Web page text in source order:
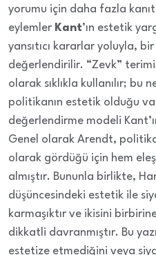
yorumu için daha fazla
eylemler Kant’ın estetik
yansıtıcı kararlar yoluyla,
değerlendirilir. “Zevk”
olarak sıklıkla kullanılır; bu
politikanın estetik olduğu
değerlendirme modeli
Genel olarak Arendt,
olarak gördüğü için hem
almıştır. Bununla birlikte,
düşüncesindeki estetik ile
karmaşıktır ve ikisini
dikkatli davranmıştır. Bu
estetize etmediğini veya